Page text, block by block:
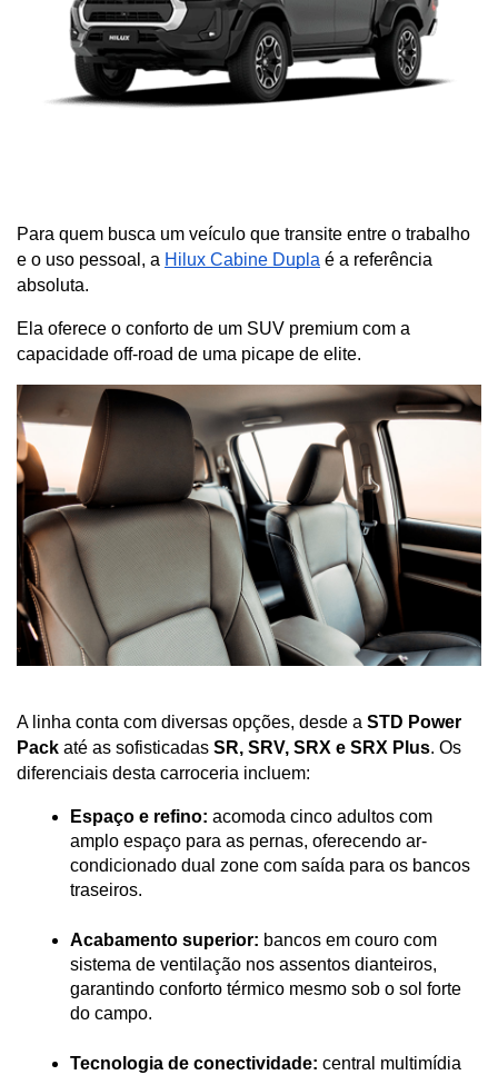
Para quem busca um veículo que transite entre o trabalho
e o uso pessoal, a Hilux Cabine Dupla é a referência
absoluta.
Ela oferece o conforto de um SUV premium com a
capacidade off-road de uma picape de elite.
A linha conta com diversas opções, desde a STD Power
Pack até as sofisticadas SR, SRV, SRX e SRX Plus. Os
diferenciais desta carroceria incluem:
Espaço e refino: acomoda cinco adultos com
amplo espaço para as pernas, oferecendo ar-
condicionado dual zone com saída para os bancos
traseiros.
Acabamento superior: bancos em couro com
sistema de ventilação nos assentos dianteiros,
garantindo conforto térmico mesmo sob o sol forte
do campo.
Tecnologia de conectividade: central multimídia